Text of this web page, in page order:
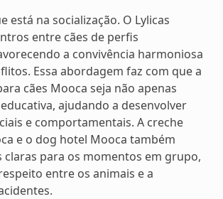
está na socialização. O Lylicas
entre cães de perfis
a convivência harmoniosa
Essa abordagem faz com que a
cães Mooca seja não apenas
ajudando a desenvolver
e comportamentais. A creche
e o dog hotel Mooca também
para os momentos em grupo,
entre os animais e a